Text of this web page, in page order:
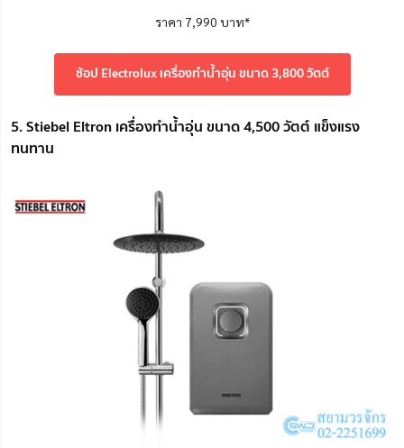
ราคา 7,990 บาท*
ช้อป Electrolux เครื่องทำน้ำอุ่น ขนาด 3,800 วัตต์
5. Stiebel Eltron เครื่องทำน้ำอุ่น ขนาด 4,500 วัตต์ แข็งแรง
ทนทาน